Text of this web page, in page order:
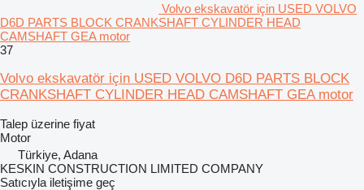
Volvo ekskavatör için USED VOLVO
D6D PARTS BLOCK CRANKSHAFT CYLINDER HEAD
CAMSHAFT GEA motor
37
Volvo ekskavatör için USED VOLVO D6D PARTS BLOCK
CRANKSHAFT CYLINDER HEAD CAMSHAFT GEA motor
Talep üzerine fiyat
Motor
Türkiye, Adana
KESKIN CONSTRUCTION LIMITED COMPANY
Satıcıyla iletişime geç